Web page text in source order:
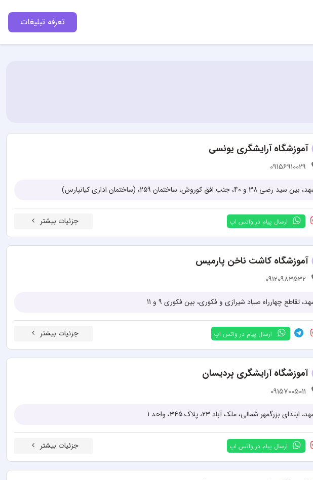
تعرفه تبلیغات
آموزشگاه آرایشگری یونسی
09156910029
رضی 38 و 40، جنب افق کوروش، ساختمان 259، (ساختمان اداری کیانپارس)
ارسال پیام در واتس اپ جزئیات بیشتر
آموزشگاه کاشت ناخن پارمیس
09120983532
تقاطع چهارراه صیاد شیرازی و فکوری، بین فکوری 9 و 11
ارسال پیام در واتس اپ جزئیات بیشتر
آموزشگاه آرایشگری پردیسان
09157005011
ابتدای بزرگمهر شمالی، ملک آباد 23، پلاک 345، واحد 1
ارسال پیام در واتس اپ جزئیات بیشتر